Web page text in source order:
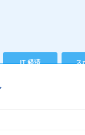
IT 経済 ス